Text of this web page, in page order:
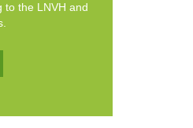
to the LNVH and